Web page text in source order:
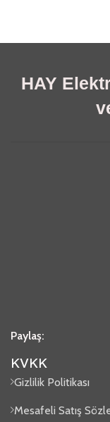
HAY
Paylaş:
KVKK
Gizlilik Politikası
Mesafeli Satış